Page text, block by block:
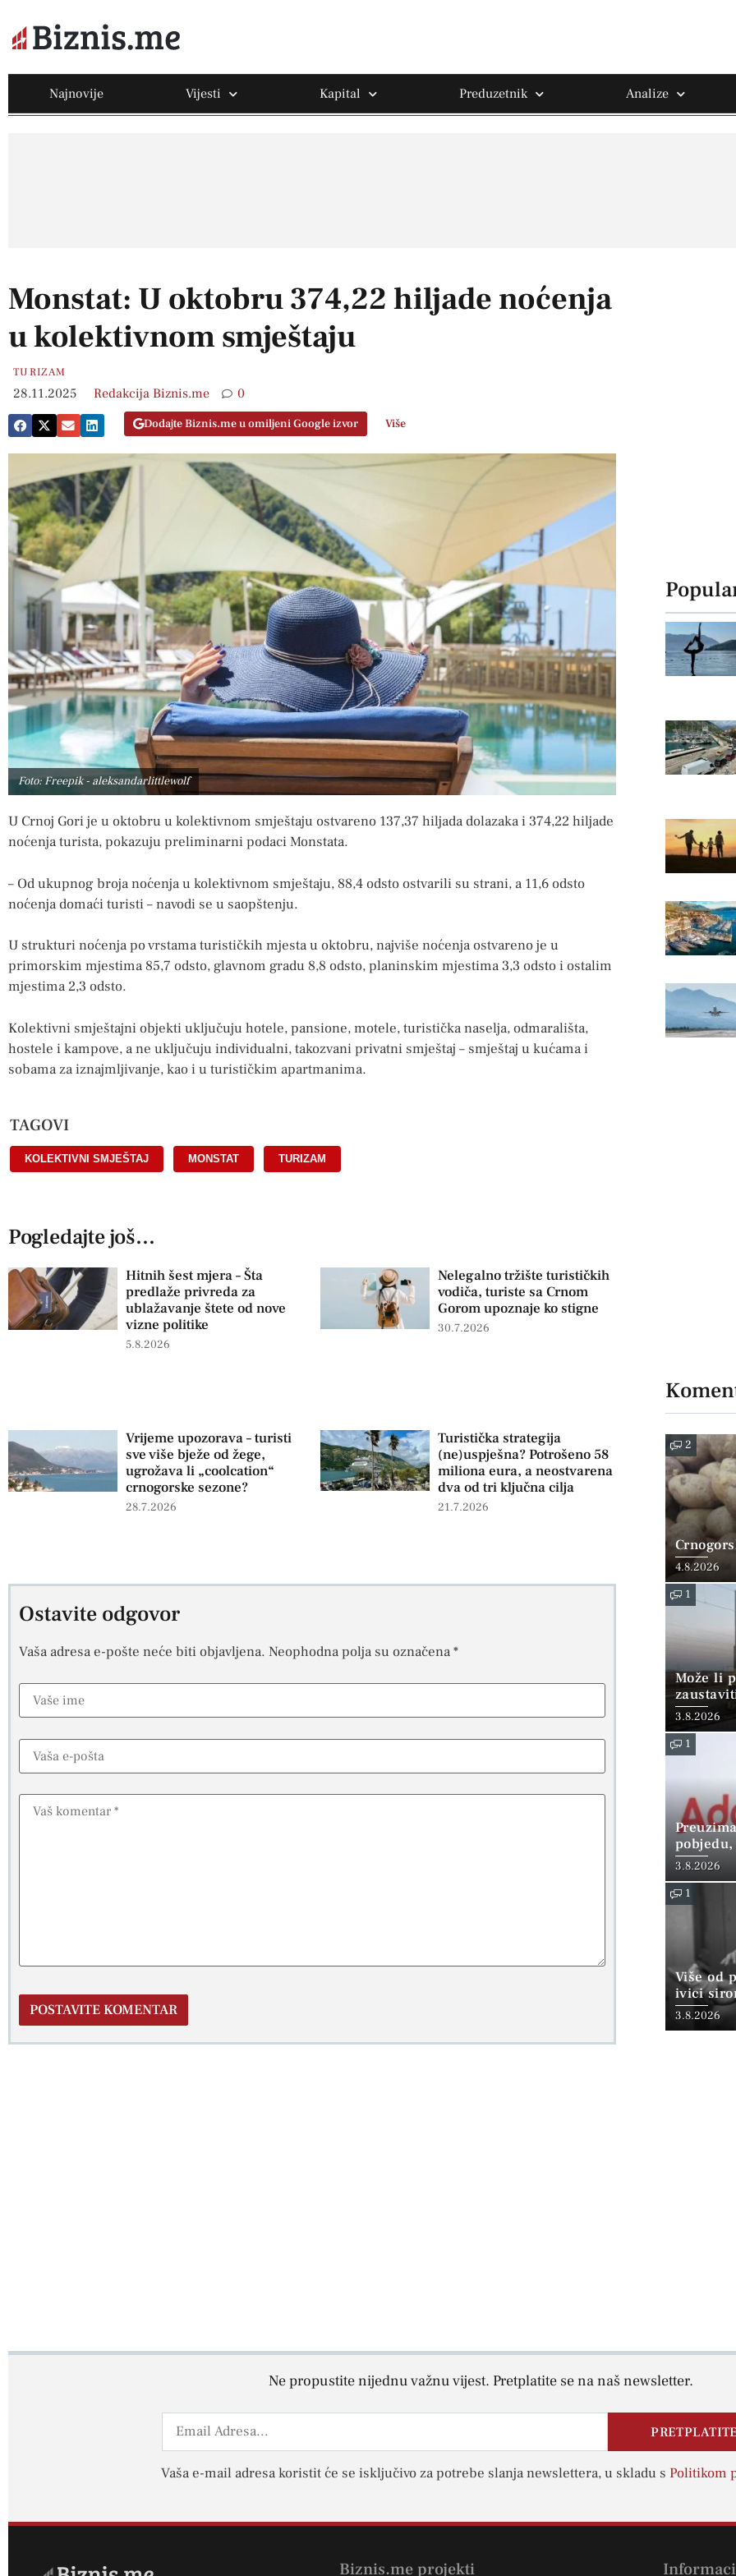
Najnovije Vijesti Kapital Preduzetnik Analize
Monstat: U oktobru 374,22 hiljade noćenja
u kolektivnom smještaju
TURIZAM
28.11.2025 Redakcija Biznis.me 0
Dodajte Biznis.me u omiljeni Google izvor Više
Foto: Freepik - aleksandarlittlewolf
U Crnoj Gori je u oktobru u kolektivnom smještaju ostvareno 137,37 hiljada dolazaka i 374,22 hiljade
noćenja turista, pokazuju preliminarni podaci Monstata.
– Od ukupnog broja noćenja u kolektivnom smještaju, 88,4 odsto ostvarili su strani, a 11,6 odsto
noćenja domaći turisti – navodi se u saopštenju.
U strukturi noćenja po vrstama turističkih mjesta u oktobru, najviše noćenja ostvareno je u
primorskim mjestima 85,7 odsto, glavnom gradu 8,8 odsto, planinskim mjestima 3,3 odsto i ostalim
mjestima 2,3 odsto.
Kolektivni smještajni objekti uključuju hotele, pansione, motele, turistička naselja, odmarališta,
hostele i kampove, a ne uključuju individualni, takozvani privatni smještaj – smještaj u kućama i
sobama za iznajmljivanje, kao i u turističkim apartmanima.
TAGOVI
KOLEKTIVNI SMJEŠTAJ MONSTAT TURIZAM
Pogledajte još...
Hitnih šest mjera – Šta
predlaže privreda za
ublažavanje štete od nove
vizne politike
5.8.2026
Nelegalno tržište turističkih
vodiča, turiste sa Crnom
Gorom upoznaje ko stigne
30.7.2026
Vrijeme upozorava – turisti
sve više bježe od žege,
ugrožava li „coolcation“
crnogorske sezone?
28.7.2026
Turistička strategija
(ne)uspješna? Potrošeno 58
miliona eura, a neostvarena
dva od tri ključna cilja
21.7.2026
Ostavite odgovor
Vaša adresa e-pošte neće biti objavljena. Neophodna polja su označena*
2
4.8.2026
1
Može li
3.8.2026
1
3.8.2026
1
Više od
ivici
3.8.2026
Ne propustite nijednu važnu vijest. Pretplatite se na naš newsletter.
Vaša e-mail adresa koristit će se isključivo za potrebe slanja newslettera, u skladu s Politikom
Biznis.me projekti